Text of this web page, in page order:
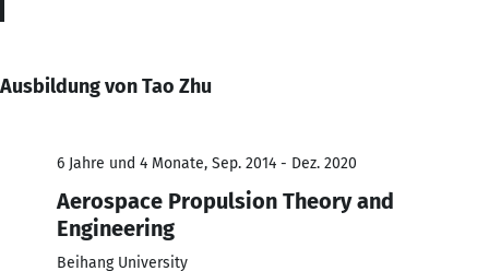
Ausbildung von Tao Zhu
6 Jahre und 4 Monate, Sep. 2014 - Dez. 2020
Aerospace Propulsion Theory and
Engineering
Beihang University